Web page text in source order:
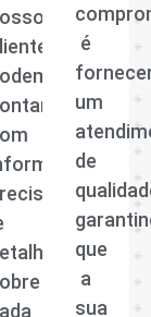
é
um
de
que
a
sua